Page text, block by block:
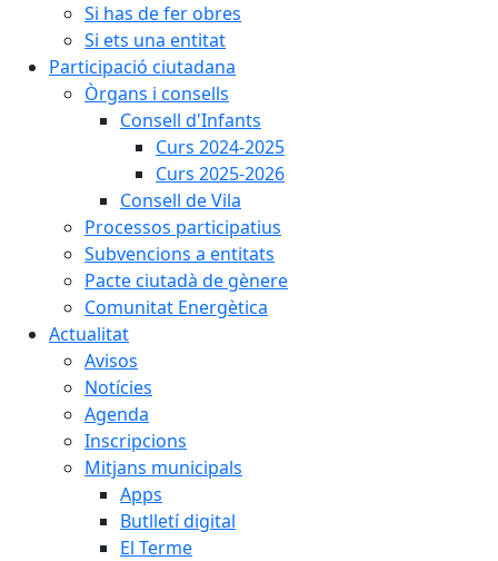
Si has de fer obres
Si ets una entitat
Participació ciutadana
Òrgans i consells
Consell d'Infants
Curs 2024-2025
Curs 2025-2026
Consell de Vila
Processos participatius
Subvencions a entitats
Pacte ciutadà de gènere
Comunitat Energètica
Actualitat
Avisos
Notícies
Agenda
Inscripcions
Mitjans municipals
Apps
Butlletí digital
El Terme